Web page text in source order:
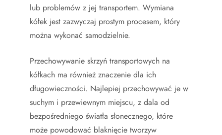
lub problemów z jej transportem. Wymiana
kółek jest zazwyczaj prostym procesem, który
można wykonać samodzielnie.
Przechowywanie skrzyń transportowych na
kółkach ma również znaczenie dla ich
długowieczności. Najlepiej przechowywać je w
suchym i przewiewnym miejscu, z dala od
bezpośredniego światła słonecznego, które
może powodować blaknięcie tworzyw